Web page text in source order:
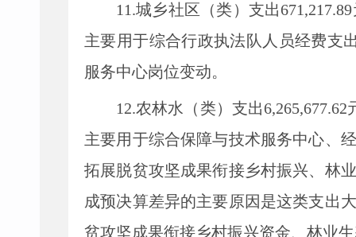
11.城乡社区（类）支出671 ,
主要用于综合行政执法队人员经费支
服务中心岗位变动。
12.农林水（类）支出6,265,
主要用于综合保障与技术服务中心、
拓展脱贫攻坚成果衔接乡村振兴、林
成预决算差异的主要原因是这类支出
贫攻坚成果衔接乡村振兴资金、林业